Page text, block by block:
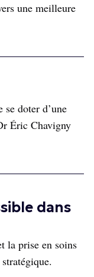
une meilleure
doter d’une
Éric Chavigny
dans
la prise en soins